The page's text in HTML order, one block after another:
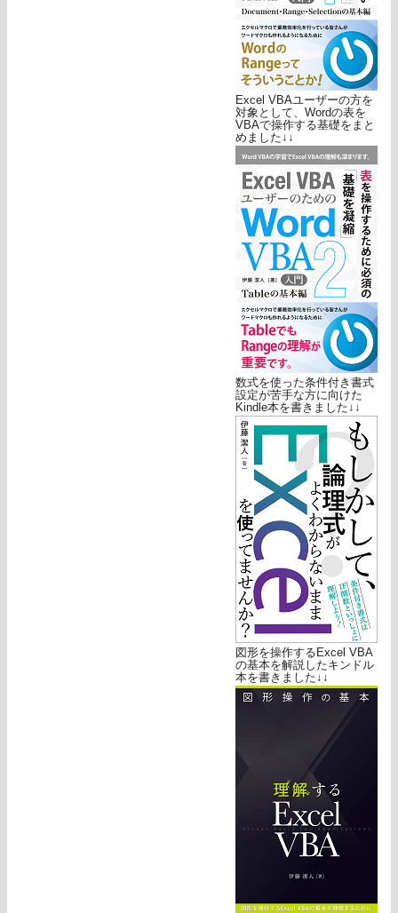
Excel VBAユーザーの方を
対象として、Wordの表を
VBAで操作する基礎をまと
めました↓↓
数式を使った条件付き書式
設定が苦手な方に向けた
Kindle本を書きました↓↓
図形を操作するExcel VBA
の基本を解説したキンドル
本を書きました↓↓